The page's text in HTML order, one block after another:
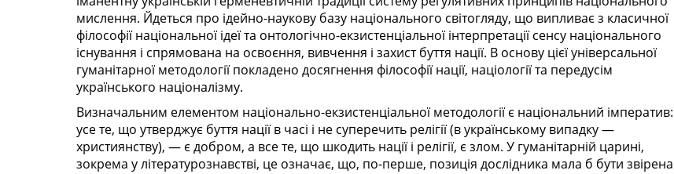
мислення. Йдеться про ідейно-наукову базу національного світогляду, що випливає з класичної
філософії національної ідеї та онтологічно-екзистенціальної інтерпретації сенсу національного
існування і спрямована на освоєння, вивчення і захист буття нації. В основу цієї універсальної
гуманітарної методології покладено досягнення філософії нації, націології та передусім
українського націоналізму.
Визначальним елементом національно-екзистенціальної методології є національний імператив:
усе те, що утверджує буття нації в часі і не суперечить релігії (в українському випадку —
християнству), — є добром, а все те, що шкодить нації і релігії, є злом. У гуманітарній царині,
зокрема у літературознавстві, це означає, що, по-перше, позиція дослідника мала б бути звірена